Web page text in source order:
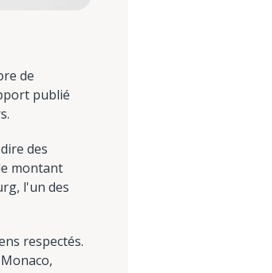
de
publié
des
montant
l'un des
respectés.